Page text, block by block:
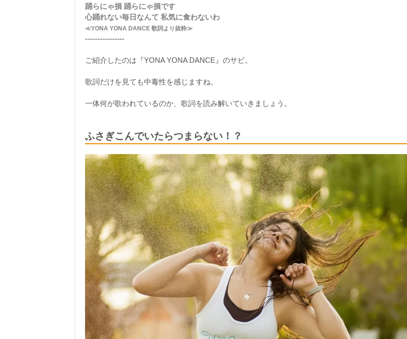
踊らにゃ損 踊らにゃ損です
心踊れない毎日なんて 私気に食わないわ
≪YONA YONA DANCE 歌詞より抜粋≫
----------------
ご紹介したのは『YONA YONA DANCE』のサビ。
歌詞だけを見ても中毒性を感じますね。
一体何が歌われているのか、歌詞を読み解いていきましょう。
ふさぎこんでいたらつまらない！？